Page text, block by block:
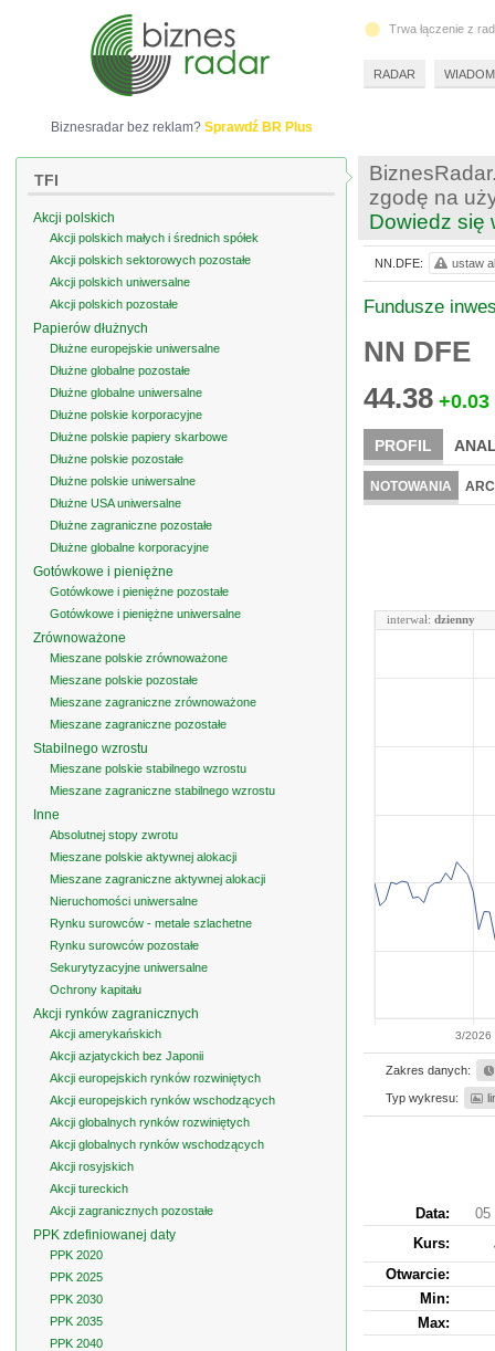
zgodę na
Dowiedz się
Fundusze
NN DFE
44.38 +0.03
PROFIL
NOTOWANIA
3/2026
interwał: dzienny
Zakres danych:
Typ wykresu:
Data:
05
Kurs:
Otwarcie:
Min:
Max:
NN.DFE: ustaw
Biznesradar bez reklam? Sprawdź BR Plus
TFI
Akcji polskich
Akcji polskich małych i średnich spółek
Akcji polskich sektorowych pozostałe
Akcji polskich uniwersalne
Akcji polskich pozostałe
Papierów dłużnych
Dłużne europejskie uniwersalne
Dłużne globalne pozostałe
Dłużne globalne uniwersalne
Dłużne polskie korporacyjne
Dłużne polskie papiery skarbowe
Dłużne polskie pozostałe
Dłużne polskie uniwersalne
Dłużne USA uniwersalne
Dłużne zagraniczne pozostałe
Dłużne globalne korporacyjne
Gotówkowe i pieniężne
Gotówkowe i pieniężne pozostałe
Gotówkowe i pieniężne uniwersalne
Zrównoważone
Mieszane polskie zrównoważone
Mieszane polskie pozostałe
Mieszane zagraniczne zrównoważone
Mieszane zagraniczne pozostałe
Stabilnego wzrostu
Mieszane polskie stabilnego wzrostu
Mieszane zagraniczne stabilnego wzrostu
Inne
Absolutnej stopy zwrotu
Mieszane polskie aktywnej alokacji
Mieszane zagraniczne aktywnej alokacji
Nieruchomości uniwersalne
Rynku surowców - metale szlachetne
Rynku surowców pozostałe
Sekurytyzacyjne uniwersalne
Ochrony kapitału
Akcji rynków zagranicznych
Akcji amerykańskich
Akcji azjatyckich bez Japonii
Akcji europejskich rynków rozwiniętych
Akcji europejskich rynków wschodzących
Akcji globalnych rynków rozwiniętych
Akcji globalnych rynków wschodzących
Akcji rosyjskich
Akcji tureckich
Akcji zagranicznych pozostałe
PPK zdefiniowanej daty
PPK 2020
PPK 2025
PPK 2030
PPK 2035
PPK 2040
Trwa łączenie z
RADAR